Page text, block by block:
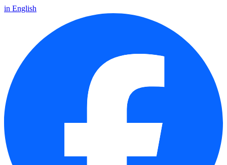
in English